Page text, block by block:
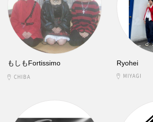
もしもFortissimo
CHIBA
Ryohei
MIYAGI